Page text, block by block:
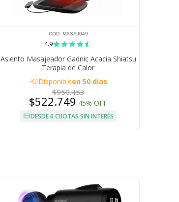
COD. MASAJ049
4.9
Asiento Masajeador Gadnic Acacia Shiatsu
Terapia de Calor
acuteDisponibleen 50 días
$950.453
$522.749 45% OFF
DESDE 6 CUOTAS SIN INTERÉS